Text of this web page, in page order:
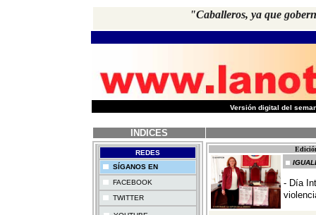
"Caballeros, ya que
Versión digital del
INDICES